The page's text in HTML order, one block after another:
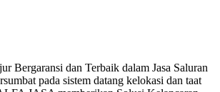
Bergaransi dan Terbaik dalam Jasa Saluran
pada sistem datang kelokasi dan taat